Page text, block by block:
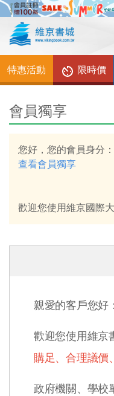
特惠活動 限時價
會員獨享
您好，您的會員身分：
查看會員獨享
歡迎您使用維京國際
親愛的客戶您好：
歡迎您使用維京
購足、合理議價
政府機關、學校